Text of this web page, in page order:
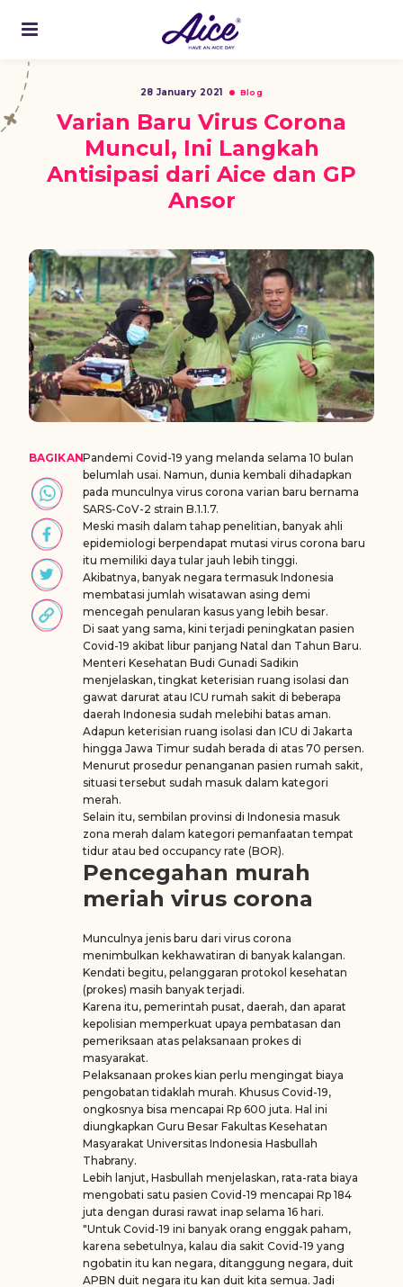
28 January 2021 Blog
Varian Baru Virus Corona
Muncul, Ini Langkah
Antisipasi dari Aice dan GP
Ansor
BAGIKANPandemi Covid-19 yang melanda selama 10 bulan
belumlah usai. Namun, dunia kembali dihadapkan
pada munculnya virus corona varian baru bernama
SARS-CoV-2 strain B.1.1.7.
Meski masih dalam tahap penelitian, banyak ahli
epidemiologi berpendapat mutasi virus corona baru
itu memiliki daya tular jauh lebih tinggi.
Akibatnya, banyak negara termasuk Indonesia
membatasi jumlah wisatawan asing demi
mencegah penularan kasus yang lebih besar.
Di saat yang sama, kini terjadi peningkatan pasien
Covid-19 akibat libur panjang Natal dan Tahun Baru.
Menteri Kesehatan Budi Gunadi Sadikin
menjelaskan, tingkat keterisian ruang isolasi dan
gawat darurat atau ICU rumah sakit di beberapa
daerah Indonesia sudah melebihi batas aman.
Adapun keterisian ruang isolasi dan ICU di Jakarta
hingga Jawa Timur sudah berada di atas 70 persen.
Menurut prosedur penanganan pasien rumah sakit,
situasi tersebut sudah masuk dalam kategori
merah.
Selain itu, sembilan provinsi di Indonesia masuk
zona merah dalam kategori pemanfaatan tempat
tidur atau bed occupancy rate (BOR).
Pencegahan murah
meriah virus corona
Munculnya jenis baru dari virus corona
menimbulkan kekhawatiran di banyak kalangan.
Kendati begitu, pelanggaran protokol kesehatan
(prokes) masih banyak terjadi.
Karena itu, pemerintah pusat, daerah, dan aparat
kepolisian memperkuat upaya pembatasan dan
pemeriksaan atas pelaksanaan prokes di
masyarakat.
Pelaksanaan prokes kian perlu mengingat biaya
pengobatan tidaklah murah. Khusus Covid-19,
ongkosnya bisa mencapai Rp 600 juta. Hal ini
diungkapkan Guru Besar Fakultas Kesehatan
Masyarakat Universitas Indonesia Hasbullah
Thabrany.
Lebih lanjut, Hasbullah menjelaskan, rata-rata biaya
mengobati satu pasien Covid-19 mencapai Rp 184
juta dengan durasi rawat inap selama 16 hari.
"Untuk Covid-19 ini banyak orang enggak paham,
karena sebetulnya, kalau dia sakit Covid-19 yang
ngobatin itu kan negara, ditanggung negara, duit
APBN duit negara itu kan duit kita semua. Jadi